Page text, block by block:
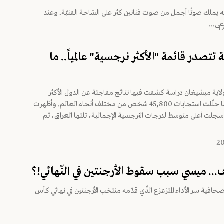
يملك صوتًا أجمل من صوت فنانين كثر على السّاحة الفنيّة. وعند
تتصدر قائمة "الأكثر نرجسية" عالمياً.. ما
ميشيغان دراسة كشفت فيها نتائج مفاجئة عن الدول الأكثر
نرجسيّة، بعدما حلّلت استجابات 45,800 شخص من مختلف أنحاء العالم. وأظهرت
سجلت أعلى متوسط لدرجات النرجسية الإجمالية، تلتها العراق، ثم
ميسي سبب سقوط الأرجنتين في النّهائي!؟
سر الأداء المتزعزع الذّي قدّمه منتخب الأرجنتين في نهائي كأس